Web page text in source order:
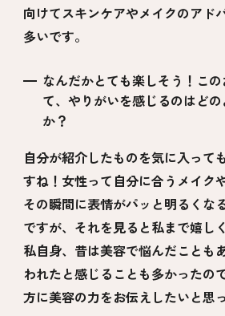
向けてスキンケアやメイクのアド
多いです。
なんだかとても楽しそう！こ
て、やりがいを感じるのはど
か？
自分が紹介したものを気に入って
すね！女性って自分に合うメイク
その瞬間に表情がパッと明るくな
ですが、それを見ると私まで嬉し
私自身、昔は美容で悩んだことも
われたと感じることも多かったの
方に美容の力をお伝えしたいと思